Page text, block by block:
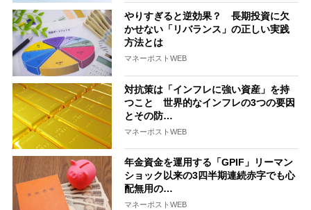
やりすぎると逆効果？ 長期投資に欠
かせない「リバランス」の正しい実践
方法とは
マネーポストWEB
対抗策は「インフレに強い資産」を持
つこと 世界的なインフレの3つの要因
とその防…
マネーポストWEB
年金資金を運用する「GPIF」リーマン
ショック以来の3四半期連続赤字でも心
配無用の…
マネーポストWEB